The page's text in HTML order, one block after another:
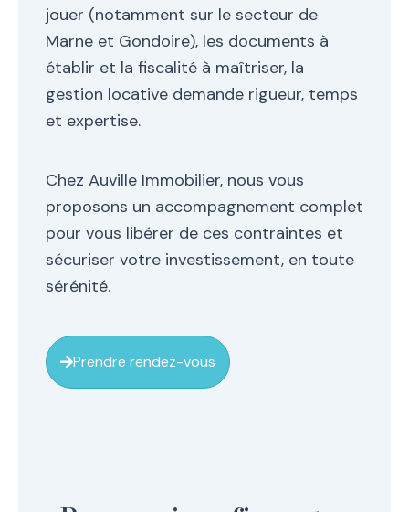
jouer (notamment sur le secteur de
Marne et Gondoire), les documents à
établir et la fiscalité à maîtriser, la
gestion locative demande rigueur, temps
et expertise.
Chez Auville Immobilier, nous vous
proposons un accompagnement complet
pour vous libérer de ces contraintes et
sécuriser votre investissement, en toute
sérénité.
Prendre rendez-vous